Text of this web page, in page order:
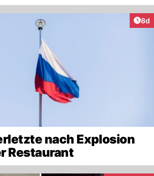
8d
nach Explosion
Restaurant